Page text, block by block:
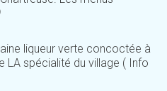
liqueur verte concoctée à
LA spécialité du village ( Info